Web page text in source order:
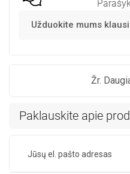
Užduokite mums
Žr.
Paklauskite apie